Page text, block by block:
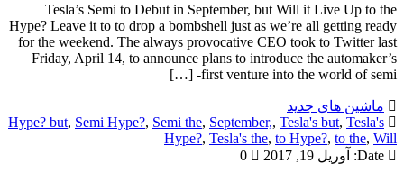
Tesla’s Semi to Debut in September, but Will it Live Up to the
Hype? Leave it to to drop a bombshell just as we’re all getting ready
for the weekend. The always provocative CEO took to Twitter last
Friday, April 14, to announce plans to introduce the automaker’s
first venture into the world of semi- […]
ماشین های جدید
Hype? but, Semi Hype?, Semi the, September,, Tesla's but, Tesla's
Hype?, Tesla's the, to Hype?, to the, Will
Date:
آوریل 19, 2017 0